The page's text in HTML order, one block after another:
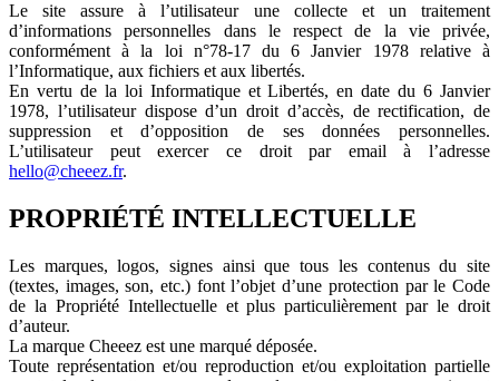
Le site assure à l’utilisateur une collecte et un traitement
d’informations personnelles dans le respect de la vie privée,
conformément à la loi n°78-17 du 6 Janvier 1978 relative à
l’Informatique, aux fichiers et aux libertés.
En vertu de la loi Informatique et Libertés, en date du 6 Janvier
1978, l’utilisateur dispose d’un droit d’accès, de rectification, de
suppression et d’opposition de ses données personnelles.
L’utilisateur peut exercer ce droit par email à l’adresse
hello@cheeez.fr.
PROPRIÉTÉ INTELLECTUELLE
Les marques, logos, signes ainsi que tous les contenus du site
(textes, images, son, etc.) font l’objet d’une protection par le Code
de la Propriété Intellectuelle et plus particulièrement par le droit
d’auteur.
La marque Cheeez est une marqué déposée.
Toute représentation et/ou reproduction et/ou exploitation partielle